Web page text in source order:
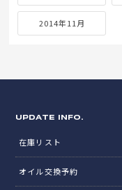
2014年11月
UPDATE INFO.
在庫リスト
オイル交換予約